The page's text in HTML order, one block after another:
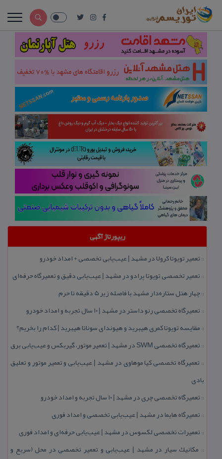
ریپورتاژ آگهی
:: تعمیر تویوتا كرولا در مشهد | عیب‌یابی تخصصی + امداد خودرو
:: تعمیر تخصصی تویوتا پرادو در مشهد | عیب‌یابی دقیق و تعمیرگاه حرفه‌ای
::چهار هتل‌ ستاره‌دار مشهد با فاصله زیر 5 دقیقه تا حرم
:: تعمیرگاه تخصصی رنو داستر در مشهد | ۱۰ سال تجربه و امداد خودرو
:: مقایسه تویوتا كمری هیبرید و هیوندای سوناتا هیبرید | كدام را بخریم؟
:: تعمیرگاه تخصصی SWM در مشهد | تعمیر موتور، گیربكس و عیب‌یابی برق
:: تعمیرگاه تخصصی كیا موهاوی در مشهد | عیب‌یابی و تعمیر موتور و تعلیق
بادی
:: تعمیرگاه تخصصی چری در مشهد | ۱۰ سال تجربه و امداد خودرو
:: تعمیرگاه هایما در مشهد | عیب‌یابی تخصصی و امداد فوری
:: تعمیرات تخصصی لكسوس در مشهد | عیب‌یابی حرفه‌ای و امداد فوری
:: مكانیك سیار در مشهد | عیب‌یابی و تعمیر تخصصی در محل (سریع و